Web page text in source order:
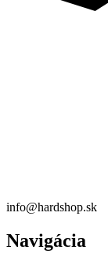
info@hardshop.sk
Navigácia